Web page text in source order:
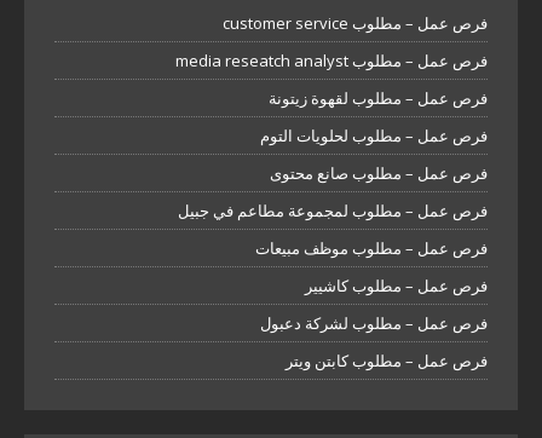
فرص عمل – مطلوب customer service
فرص عمل – مطلوب media reseatch analyst
فرص عمل – مطلوب لقهوة زيتونة
فرص عمل – مطلوب لحلويات التوم
فرص عمل – مطلوب صانع محتوى
فرص عمل – مطلوب لمجموعة مطاعم في جبيل
فرص عمل – مطلوب موظف مبيعات
فرص عمل – مطلوب كاشيير
فرص عمل – مطلوب لشركة دعبول
فرص عمل – مطلوب كابتن ويتر